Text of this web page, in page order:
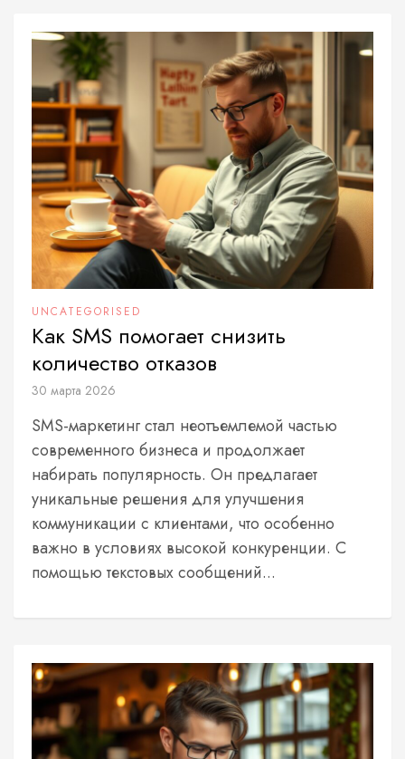
UNCATEGORISED
Как SMS помогает снизить
количество отказов
30 марта 2026
SMS-маркетинг стал неотъемлемой частью
современного бизнеса и продолжает
набирать популярность. Он предлагает
уникальные решения для улучшения
коммуникации с клиентами, что особенно
важно в условиях высокой конкуренции. С
помощью текстовых сообщений...